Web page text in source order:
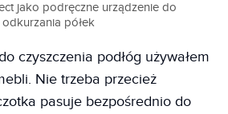
jako podręczne urządzenie do
odkurzania półek
czyszczenia podłóg używałem
Nie trzeba przecież
pasuje bezpośrednio do